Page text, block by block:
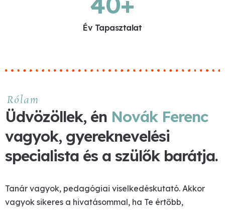
Év Tapasztalat
Rólam
Üdvözöllek, én Novák Ferenc
vagyok, gyereknevelési
specialista és a szülők barátja.
Tanár vagyok, pedagógiai viselkedéskutató. Akkor
vagyok sikeres a hivatásommal, ha Te értőbb,